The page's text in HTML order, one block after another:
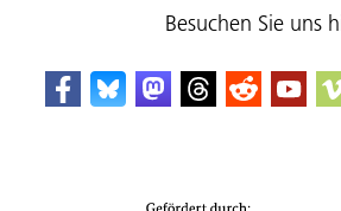
Besuchen Sie uns